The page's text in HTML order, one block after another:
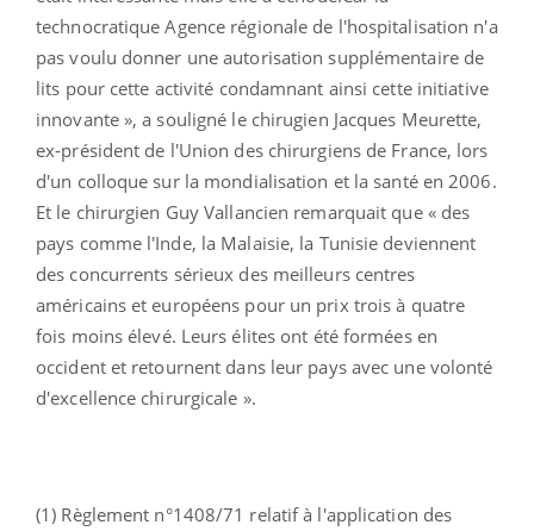
technocratique Agence régionale de l'hospitalisation n'a
pas voulu donner une autorisation supplémentaire de
lits pour cette activité condamnant ainsi cette initiative
innovante », a souligné le chirugien Jacques Meurette,
ex-président de l'Union des chirurgiens de France, lors
d'un colloque sur la mondialisation et la santé en 2006.
Et le chirurgien Guy Vallancien remarquait que « des
pays comme l'Inde, la Malaisie, la Tunisie deviennent
des concurrents sérieux des meilleurs centres
américains et européens pour un prix trois à quatre
fois moins élevé. Leurs élites ont été formées en
occident et retournent dans leur pays avec une volonté
d'excellence chirurgicale ».
(1) Règlement n°1408/71 relatif à l'application des